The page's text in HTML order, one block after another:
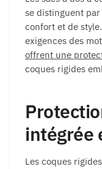
se distinguent
confort et de
exigences des
offrent une
coques rigides
intégrée
Les coques